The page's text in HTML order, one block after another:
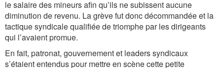
le salaire des mineurs afin qu’ils ne subissent aucune
diminution de revenu. La grève fut donc décommandée et la
tactique syndicale qualifiée de triomphe par les dirigeants
qui l’avaient promue.
En fait, patronat, gouvernement et leaders syndicaux
s’étaient entendus pour mettre en scène cette petite